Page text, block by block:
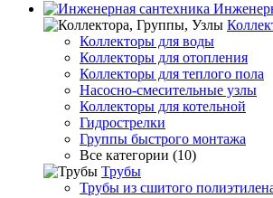
Коллекторы для воды
Коллекторы для отопления
Коллекторы для теплого пола
Насосно-смесительные узлы
Коллекторы для котельной
Гидрострелки
Группы быстрого монтажа
Все категории (10)
Трубы
Трубы из сшитого